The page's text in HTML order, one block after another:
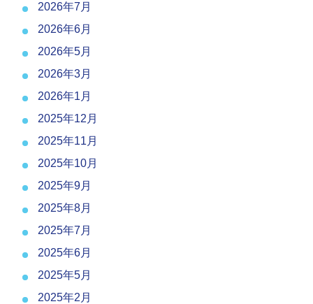
2026年7月
2026年6月
2026年5月
2026年3月
2026年1月
2025年12月
2025年11月
2025年10月
2025年9月
2025年8月
2025年7月
2025年6月
2025年5月
2025年2月